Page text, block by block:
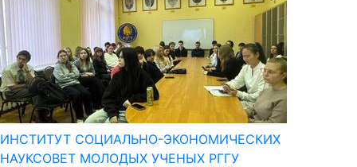
ИНСТИТУТ СОЦИАЛЬНО-ЭКОНОМИЧЕСКИХ
НАУКСОВЕТ МОЛОДЫХ УЧЕНЫХ РГГУ